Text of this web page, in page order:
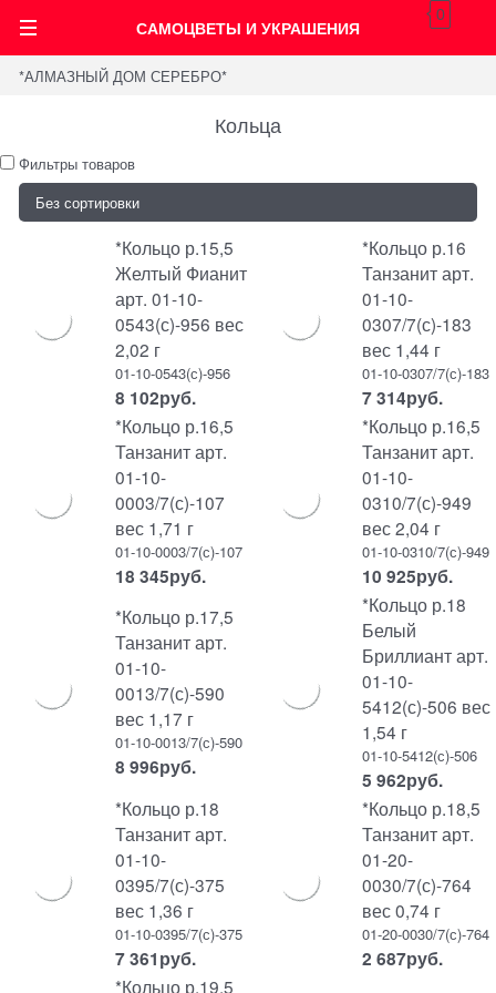
САМОЦВЕТЫ И УКРАШЕНИЯ
0
*АЛМАЗНЫЙ ДОМ СЕРЕБРО*
Кольца
Фильтры товаров
*Кольцо р.15,5
Желтый Фианит
арт. 01-10-
0543(с)-956 вес
2,02 г
01-10-0543(с)-956
8 102руб.
*Кольцо р.16
Танзанит арт.
01-10-
0307/7(с)-183
вес 1,44 г
01-10-0307/7(с)-183
7 314руб.
*Кольцо р.16,5
Танзанит арт.
01-10-
0003/7(с)-107
вес 1,71 г
01-10-0003/7(с)-107
18 345руб.
*Кольцо р.16,5
Танзанит арт.
01-10-
0310/7(с)-949
вес 2,04 г
01-10-0310/7(с)-949
10 925руб.
*Кольцо р.17,5
Танзанит арт.
01-10-
0013/7(с)-590
вес 1,17 г
01-10-0013/7(с)-590
8 996руб.
*Кольцо р.18
Белый
Бриллиант арт.
01-10-
5412(с)-506 вес
1,54 г
01-10-5412(с)-506
5 962руб.
*Кольцо р.18
Танзанит арт.
01-10-
0395/7(с)-375
вес 1,36 г
01-10-0395/7(с)-375
7 361руб.
*Кольцо р.18,5
Танзанит арт.
01-20-
0030/7(с)-764
вес 0,74 г
01-20-0030/7(с)-764
2 687руб.
*Кольцо р.19,5